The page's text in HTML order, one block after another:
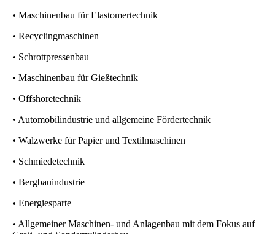
• Maschinenbau für Elastomertechnik
• Recyclingmaschinen
• Schrottpressenbau
• Maschinenbau für Gießtechnik
• Offshoretechnik
• Automobilindustrie und allgemeine Fördertechnik
• Walzwerke für Papier und Textilmaschinen
• Schmiedetechnik
• Bergbauindustrie
• Energiesparte
• Allgemeiner Maschinen- und Anlagenbau mit dem Fokus auf